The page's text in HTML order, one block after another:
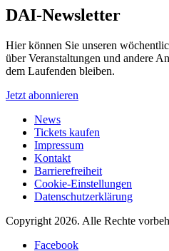
DAI-Newsletter
Hier können Sie unseren
über Veranstaltungen und andere
dem Laufenden bleiben.
Jetzt abonnieren
News
Tickets kaufen
Impressum
Kontakt
Barrierefreiheit
Cookie-Einstellungen
Datenschutzerklärung
Copyright 2026. Alle Rechte
Facebook